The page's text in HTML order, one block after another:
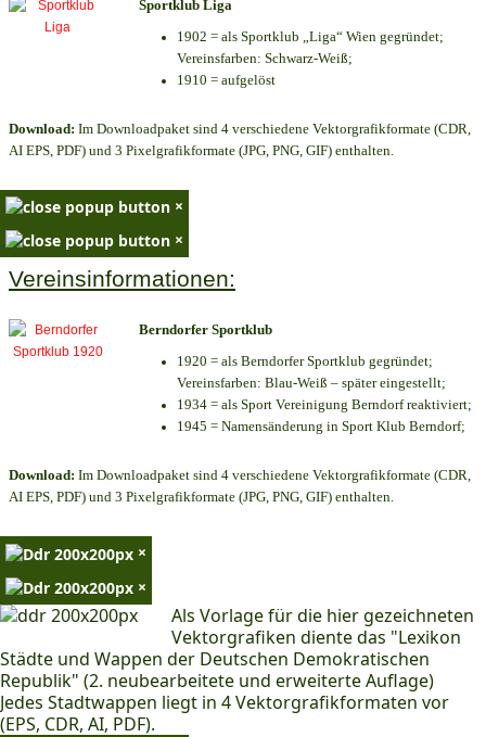
Sportklub Liga
1902 = als Sportklub „Liga“ Wien gegründet;
Vereinsfarben: Schwarz-Weiß;
1910 = aufgelöst
Download: Im Downloadpaket sind 4 verschiedene Vektorgrafikformate (CDR,
AI EPS, PDF) und 3 Pixelgrafikformate (JPG, PNG, GIF) enthalten.
×
×
Vereinsinformationen:
Berndorfer Sportklub
1920 = als Berndorfer Sportklub gegründet;
Vereinsfarben: Blau-Weiß – später eingestellt;
1934 = als Sport Vereinigung Berndorf reaktiviert;
1945 = Namensänderung in Sport Klub Berndorf;
Download: Im Downloadpaket sind 4 verschiedene Vektorgrafikformate (CDR,
AI EPS, PDF) und 3 Pixelgrafikformate (JPG, PNG, GIF) enthalten.
×
×
Als Vorlage für die hier gezeichneten
Vektorgrafiken diente das "Lexikon
Städte und Wappen der Deutschen Demokratischen
Republik" (2. neubearbeitete und erweiterte Auflage)
Jedes Stadtwappen liegt in 4 Vektorgrafikformaten vor
(EPS, CDR, AI, PDF).